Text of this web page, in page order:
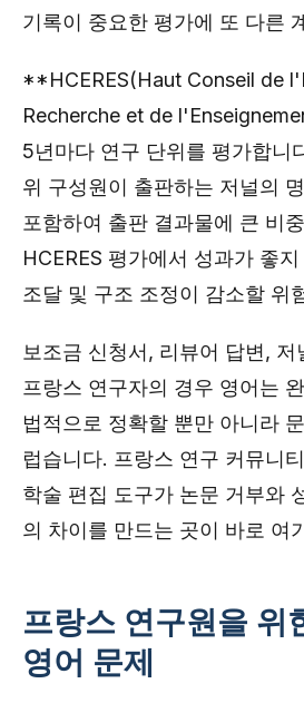
기록이 중요한 평가에 또 다른
**HCERES(Haut Conseil de
Recherche et de
5년마다 연구 단위를 평가합니
위 구성원이 출판하는 저널의
포함하여 출판 결과물에 큰 비
HCERES 평가에서 성과가 좋
조달 및 구조 조정이 감소할 위
보조금 신청서, 리뷰어 답변,
프랑스 연구자의 경우 영어는
법적으로 정확할 뿐만 아니라
럽습니다. 프랑스 연구 커뮤니
학술 편집 도구가 논문 거부와
의 차이를 만드는 곳이 바로 여
프랑스 연구원을 위
영어 문제